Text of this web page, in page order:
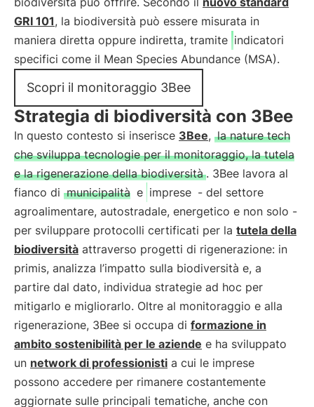
GRI 101, la biodiversità può essere misurata in
maniera diretta oppure indiretta, tramite indicatori
specifici come il Mean Species Abundance (MSA).
Scopri il monitoraggio 3Bee
Strategia di biodiversità con 3Bee
In questo contesto si inserisce 3Bee, la nature tech
che sviluppa tecnologie per il monitoraggio, la tutela
e la rigenerazione della biodiversità . 3Bee lavora al
fianco di municipalità e imprese - del settore
agroalimentare, autostradale, energetico e non solo -
per sviluppare protocolli certificati per la tutela della
biodiversità attraverso progetti di rigenerazione: in
primis, analizza l’impatto sulla biodiversità e, a
partire dal dato, individua strategie ad hoc per
mitigarlo e migliorarlo. Oltre al monitoraggio e alla
rigenerazione, 3Bee si occupa di formazione in
ambito sostenibilità per le aziende e ha sviluppato
un network di professionisti a cui le imprese
possono accedere per rimanere costantemente
aggiornate sulle principali tematiche, anche con